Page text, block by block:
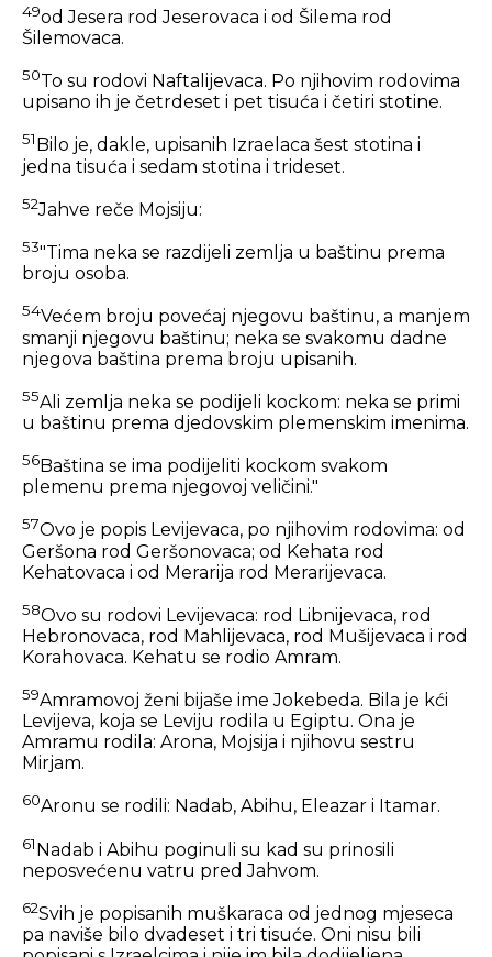
49od Jesera rod Jeserovaca i od Šilema rod
Šilemovaca.
50To su rodovi Naftalijevaca. Po njihovim rodovima
upisano ih je četrdeset i pet tisuća i četiri stotine.
51 Bilo je, dakle, upisanih Izraelaca šest stotina i
jedna tisuća i sedam stotina i trideset.
52Jahve reče Mojsiju:
53"Tima neka se razdijeli zemlja u baštinu prema
broju osoba.
54Većem broju povećaj njegovu baštinu, a manjem
smanji njegovu baštinu; neka se svakomu dadne
njegova baština prema broju upisanih.
55Ali zemlja neka se podijeli kockom: neka se primi
u baštinu prema djedovskim plemenskim imenima.
56Baština se ima podijeliti kockom svakom
plemenu prema njegovoj veličini."
57Ovo je popis Levijevaca, po njihovim rodovima: od
Geršona rod Geršonovaca; od Kehata rod
Kehatovaca i od Merarija rod Merarijevaca.
58Ovo su rodovi Levijevaca: rod Libnijevaca, rod
Hebronovaca, rod Mahlijevaca, rod Mušijevaca i rod
Korahovaca. Kehatu se rodio Amram.
59Amramovoj ženi bijaše ime Jokebeda. Bila je kći
Levijeva, koja se Leviju rodila u Egiptu. Ona je
Amramu rodila: Arona, Mojsija i njihovu sestru
Mirjam.
60Aronu se rodili: Nadab, Abihu, Eleazar i Itamar.
61Nadab i Abihu poginuli su kad su prinosili
neposvećenu vatru pred Jahvom.
62Svih je popisanih muškaraca od jednog mjeseca
pa naviše bilo dvadeset i tri tisuće. Oni nisu bili